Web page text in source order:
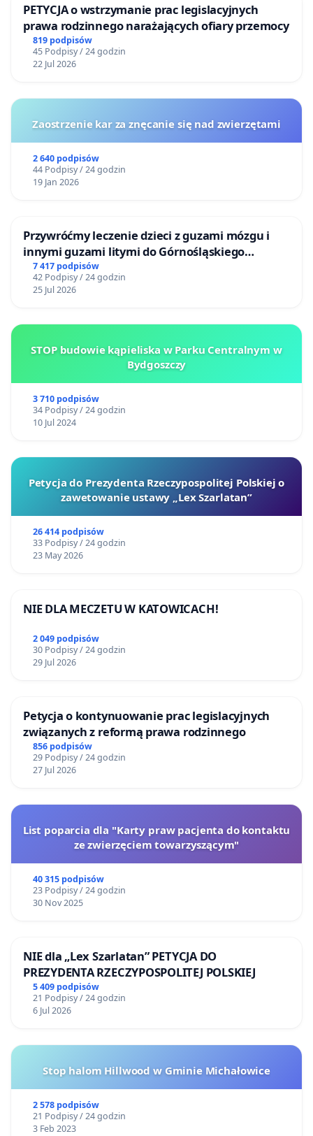
PETYCJA o wstrzymanie prac legislacyjnych
prawa rodzinnego narażających ofiary przemocy
819 podpisów
45 Podpisy / 24 godzin
22 Jul 2026
Zaostrzenie kar za znęcanie się nad zwierzętami
2 640 podpisów
44 Podpisy / 24 godzin
19 Jan 2026
Przywróćmy leczenie dzieci z guzami mózgu i
innymi guzami litymi do Górnośląskiego
Centrum Zdrowia Dziecka w Katowicach
7 417 podpisów
42 Podpisy / 24 godzin
25 Jul 2026
STOP budowie kąpieliska w Parku Centralnym w
Bydgoszczy
3 710 podpisów
34 Podpisy / 24 godzin
10 Jul 2024
Petycja do Prezydenta Rzeczypospolitej Polskiej o
zawetowanie ustawy „Lex Szarlatan”
26 414 podpisów
33 Podpisy / 24 godzin
23 May 2026
NIE DLA MECZETU W KATOWICACH!
2 049 podpisów
30 Podpisy / 24 godzin
29 Jul 2026
Petycja o kontynuowanie prac legislacyjnych
związanych z reformą prawa rodzinnego
856 podpisów
29 Podpisy / 24 godzin
27 Jul 2026
List poparcia dla "Karty praw pacjenta do kontaktu
ze zwierzęciem towarzyszącym"
40 315 podpisów
23 Podpisy / 24 godzin
30 Nov 2025
NIE dla „Lex Szarlatan” PETYCJA DO
PREZYDENTA RZECZYPOSPOLITEJ POLSKIEJ
5 409 podpisów
21 Podpisy / 24 godzin
6 Jul 2026
Stop halom Hillwood w Gminie Michałowice
2 578 podpisów
21 Podpisy / 24 godzin
3 Feb 2023